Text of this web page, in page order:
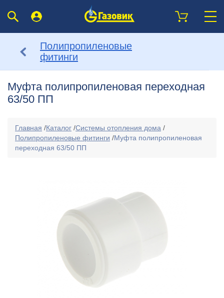
Полипропиленовые
фитинги
Муфта полипропиленовая переходная
63/50 ПП
Главная /Каталог /Системы отопления дома /
Полипропиленовые фитинги /Муфта полипропиленовая
переходная 63/50 ПП